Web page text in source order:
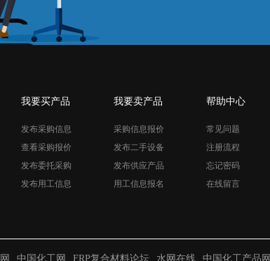
我要买产品
发布采购信息
查看采购报价
发布委托采购
发布用工信息
我要卖产品
采购信息报价
发布二手设备
发布供应产品
用工信息报名
帮助中心
常见问题
注册流程
忘记密码
在线留言
中国化工网 FRP复合材料论坛 水网在线 中国化工产品网